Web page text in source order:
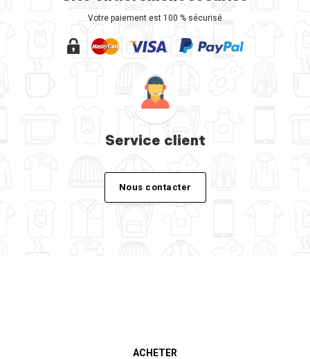
Votre paiement est 100 % sécurisé
Service client
Nous contacter
ACHETER